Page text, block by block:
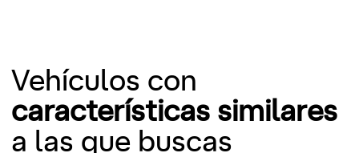
Vehículos con
características similares
a las que buscas